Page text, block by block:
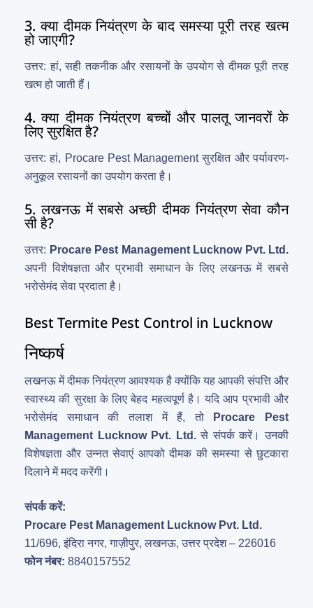
3. क्या दीमक नियंत्रण के बाद समस्या पूरी तरह खत्म
हो जाएगी?
उत्तर: हां, सही तकनीक और रसायनों के उपयोग से दीमक पूरी तरह
खत्म हो जाती हैं।
4. क्या दीमक नियंत्रण बच्चों और पालतू जानवरों के
लिए सुरक्षित है?
उत्तर: हां, Procare Pest Management सुरक्षित और पर्यावरण-
अनुकूल रसायनों का उपयोग करता है।
5. लखनऊ में सबसे अच्छी दीमक नियंत्रण सेवा कौन
सी है?
उत्तर: Procare Pest Management Lucknow Pvt. Ltd.
अपनी विशेषज्ञता और प्रभावी समाधान के लिए लखनऊ में सबसे
भरोसेमंद सेवा प्रदाता है।
Best Termite Pest Control in Lucknow
निष्कर्ष
लखनऊ में दीमक नियंत्रण आवश्यक है क्योंकि यह आपकी संपत्ति और
स्वास्थ्य की सुरक्षा के लिए बेहद महत्वपूर्ण है। यदि आप प्रभावी और
भरोसेमंद समाधान की तलाश में हैं, तो
Procare Pest
Management Lucknow Pvt. Ltd.से संपर्क करें। उनकी
विशेषज्ञता और उन्नत सेवाएं आपको दीमक की समस्या से छुटकारा
दिलाने में मदद करेंगी।
संपर्क करें:
Procare Pest Management Lucknow Pvt. Ltd.
11/696, इंदिरा नगर, गाज़ीपुर, लखनऊ, उत्तर प्रदेश – 226016
फोन नंबर: 8840157552